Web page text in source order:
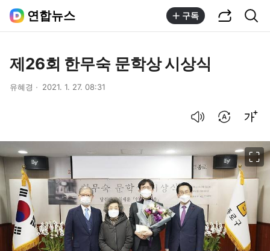
연합뉴스 구독
제26회 한무숙 문학상 시상식
유혜경 2021. 1. 27. 08:31